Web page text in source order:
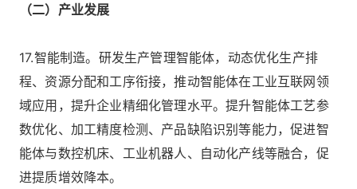
（二）产业发展
17.智能制造。研发生产管理智能体，动态优化生产排
程、资源分配和工序衔接，推动智能体在工业互联网领
域应用，提升企业精细化管理水平。提升智能体工艺参
数优化、加工精度检测、产品缺陷识别等能力，促进智
能体与数控机床、工业机器人、自动化产线等融合，促
进提质增效降本。